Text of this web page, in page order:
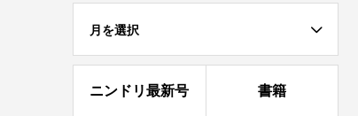
月を選択
ニンドリ最新号 書籍